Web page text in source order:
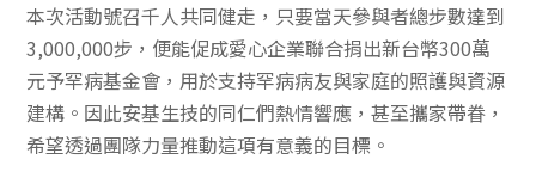
本次活動號召千人共同健走，只要當天參與者總步數達到
3,000,000步，便能促成愛心企業聯合捐出新台幣300萬
元予罕病基金會，用於支持罕病病友與家庭的照護與資源
建構。因此安基生技的同仁們熱情響應，甚至攜家帶眷，
希望透過團隊力量推動這項有意義的目標。